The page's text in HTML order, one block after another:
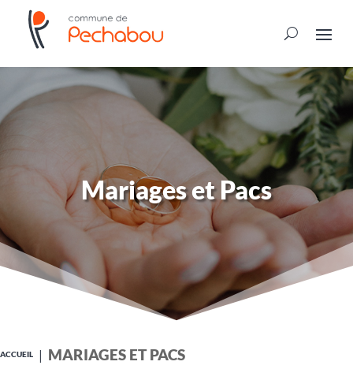
Mariages et Pacs
ACCUEIL MARIAGES ET PACS